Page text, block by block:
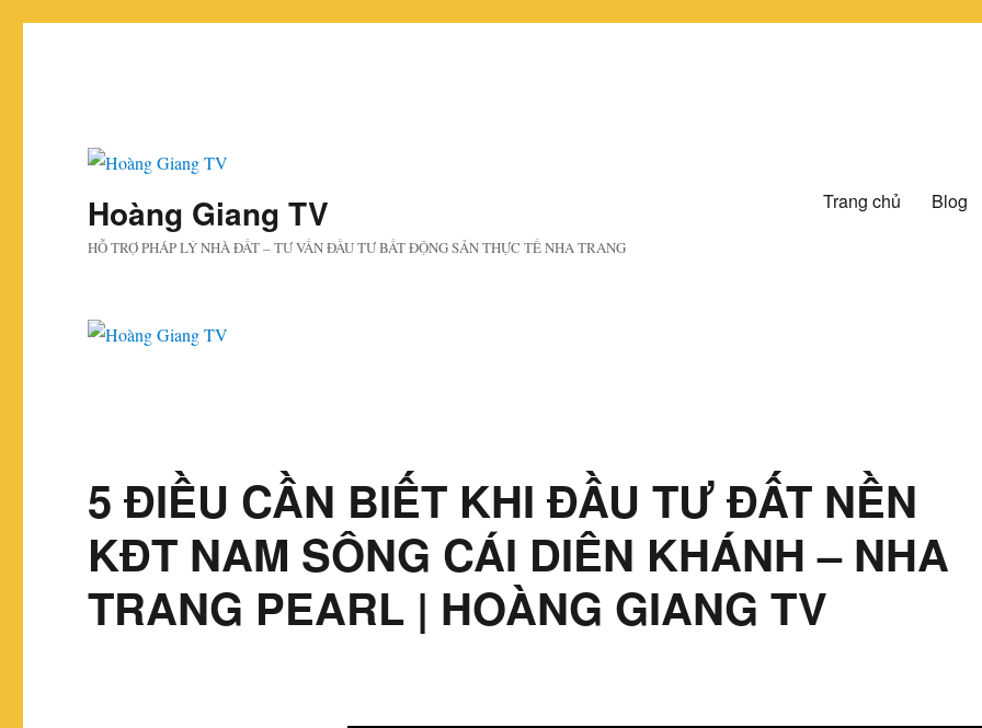
Hoàng Giang TV
HỖ TRỢ PHÁP LÝ NHÀ ĐẤT – TƯ VẤN ĐẦU TƯ BẤT ĐỘNG SẢN THỰC TẾ NHA TRANG
Trang chủ Blog
5 ĐIỀU CẦN BIẾT KHI ĐẦU TƯ ĐẤT NỀN
KĐT NAM SÔNG CÁI DIÊN KHÁNH – NHA
TRANG PEARL | HOÀNG GIANG TV